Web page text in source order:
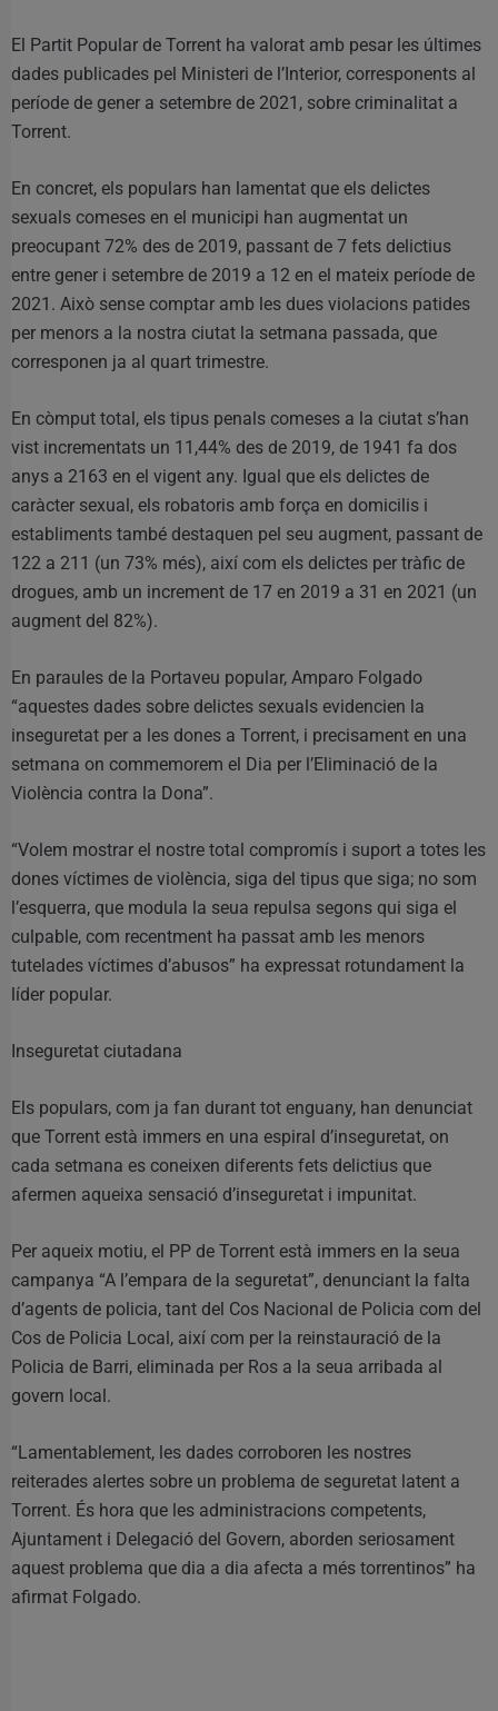
El Partit Popular de Torrent ha valorat amb pesar les últimes
dades publicades pel Ministeri de l’Interior, corresponents al
període de gener a setembre de 2021, sobre criminalitat a
Torrent.
En concret, els populars han lamentat que els delictes
sexuals comeses en el municipi han augmentat un
preocupant 72% des de 2019, passant de 7 fets delictius
entre gener i setembre de 2019 a 12 en el mateix període de
2021. Això sense comptar amb les dues violacions patides
per menors a la nostra ciutat la setmana passada, que
corresponen ja al quart trimestre.
En còmput total, els tipus penals comeses a la ciutat s’han
vist incrementats un 11,44% des de 2019, de 1941 fa dos
anys a 2163 en el vigent any. Igual que els delictes de
caràcter sexual, els robatoris amb força en domicilis i
establiments també destaquen pel seu augment, passant de
122 a 211 (un 73% més), així com els delictes per tràfic de
drogues, amb un increment de 17 en 2019 a 31 en 2021 (un
augment del 82%).
En paraules de la Portaveu popular, Amparo Folgado
“aquestes dades sobre delictes sexuals evidencien la
inseguretat per a les dones a Torrent, i precisament en una
setmana on commemorem el Dia per l’Eliminació de la
Violència contra la Dona”.
“Volem mostrar el nostre total compromís i suport a totes les
dones víctimes de violència, siga del tipus que siga; no som
l’esquerra, que modula la seua repulsa segons qui siga el
culpable, com recentment ha passat amb les menors
tutelades víctimes d’abusos” ha expressat rotundament la
líder popular.
Inseguretat ciutadana
Els populars, com ja fan durant tot enguany, han denunciat
que Torrent està immers en una espiral d’inseguretat, on
cada setmana es coneixen diferents fets delictius que
afermen aqueixa sensació d’inseguretat i impunitat.
Per aqueix motiu, el PP de Torrent està immers en la seua
campanya “A l’empara de la seguretat”, denunciant la falta
d’agents de policia, tant del Cos Nacional de Policia com del
Cos de Policia Local, així com per la reinstauració de la
Policia de Barri, eliminada per Ros a la seua arribada al
govern local.
“Lamentablement, les dades corroboren les nostres
reiterades alertes sobre un problema de seguretat latent a
Torrent. És hora que les administracions competents,
Ajuntament i Delegació del Govern, aborden seriosament
aquest problema que dia a dia afecta a més torrentinos” ha
afirmat Folgado.